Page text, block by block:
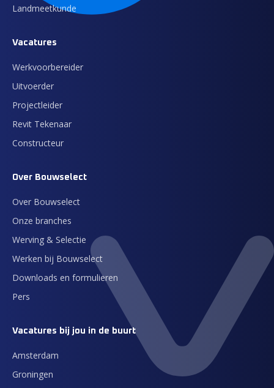
Landmeetkunde
Vacatures
Werkvoorbereider
Uitvoerder
Projectleider
Revit Tekenaar
Constructeur
Over Bouwselect
Over Bouwselect
Onze branches
Werving & Selectie
Werken bij Bouwselect
Downloads en formulieren
Pers
Vacatures bij jou in de buurt
Amsterdam
Groningen